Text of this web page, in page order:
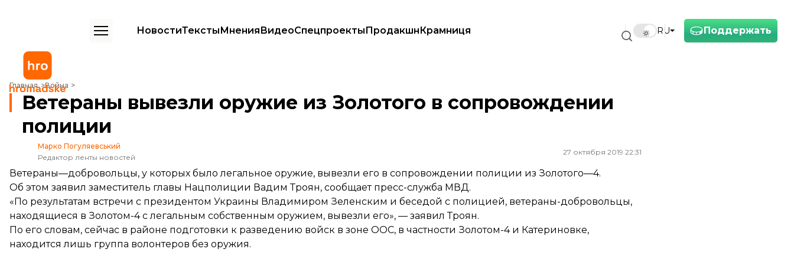
Поддержать
RU
НовостиТекстыМненияВидеоСпецпроектыПродакшнКрамниця
Главная Война
Ветераны вывезли оружие из Золотого в сопровождении полиции
Ветераны вывезли оружие из Золотого в сопровождении
полиции
Марко Погуляевський
Редактор ленты новостей
27 октября 2019 22:31
Ветераны—добровольцы, у которых было легальное оружие, вывезли его в сопровождении полиции из Золотого—4.
Об этом заявил заместитель главы Нацполиции Вадим Троян, сообщаетпресс-служба МВД.
«По результатам встречи с президентом Украины Владимиром Зеленским и беседой с полицией, ветераны-добровольцы,
находящиеся в Золотом-4 с легальным собственным оружием, вывезли его», — заявил Троян.
По его словам, сейчас в районе подготовки к разведению войск в зоне ООС, в частности Золотом-4 и Катериновке,
находится лишь группа волонтеров без оружия.